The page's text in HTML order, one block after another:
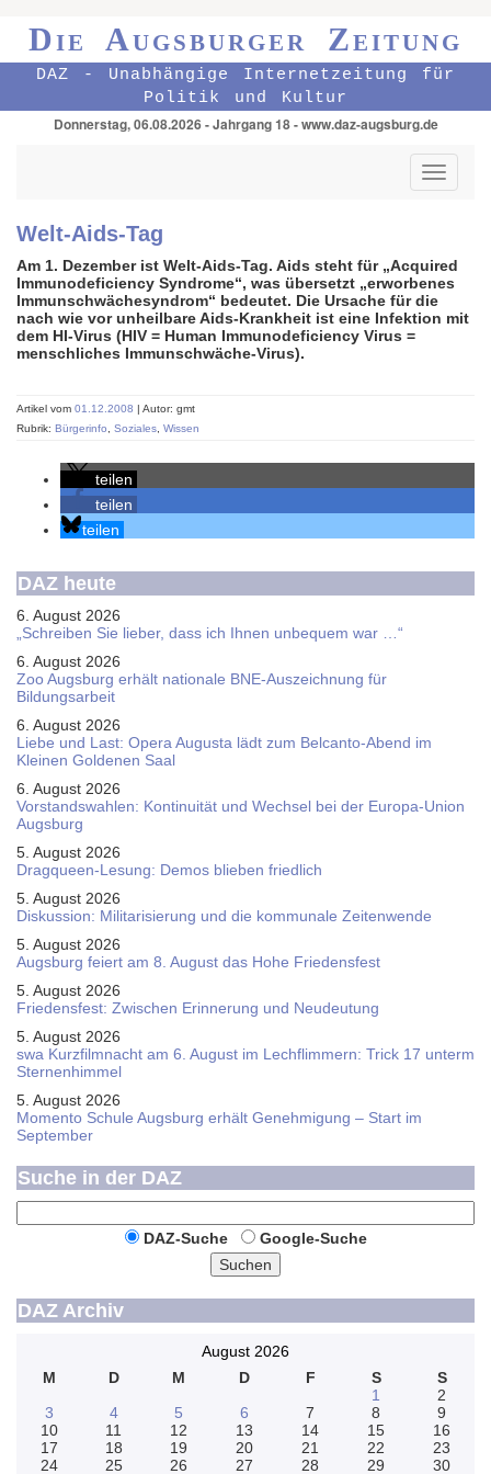
Die Augsburger Zeitung
DAZ - Unabhängige Internetzeitung für
Politik und Kultur
Donnerstag, 06.08.2026 - Jahrgang 18 - www.daz-augsburg.de
Toggle
Welt-Aids-Tag
Am 1. Dezember ist Welt-Aids-Tag. Aids steht für „Acquired
Immunodeficiency Syndrome“, was übersetzt „erworbenes
Immunschwächesyndrom“ bedeutet. Die Ursache für die
nach wie vor unheilbare Aids-Krankheit ist eine Infektion mit
dem HI-Virus (HIV = Human Immunodeficiency Virus =
menschliches Immunschwäche-Virus).
Artikel vom 01.12.2008 | Autor: gmt
Rubrik: Bürgerinfo Soziales Wissen
teilen
teilen
teilen
DAZ heute
6. August 2026
„Schreiben Sie lieber, dass ich Ihnen unbequem war …“
6. August 2026
Zoo Augsburg erhält nationale BNE-Auszeichnung für
Bildungsarbeit
6. August 2026
Liebe und Last: Opera Augusta lädt zum Belcanto-Abend im
Kleinen Goldenen Saal
6. August 2026
Vorstandswahlen: Kontinuität und Wechsel bei der Europa-Union
Augsburg
5. August 2026
Dragqueen-Lesung: Demos blieben friedlich
5. August 2026
Diskussion: Mi­li­ta­ri­sie­rung und die kommunale Zeitenwende
5. August 2026
Augsburg feiert am 8. August das Hohe Friedensfest
5. August 2026
Friedensfest: Zwischen Erinnerung und Neudeutung
5. August 2026
swa Kurz­film­nacht am 6. August im Lech­flim­mern: Trick 17 unterm
Sternen­himmel
5. August 2026
Momento Schule Augsburg erhält Genehmigung – Start im
September
Suche in der DAZ
DAZ-Suche
Google-Suche
Suchen
DAZ Archiv
August 2026
M
D M D F S
S
1
2
3
4 5 6 7 8
9
10
11 12 13 14 15
16
17
18 19 20 21 22
23
24
25 26 27 28 29 30